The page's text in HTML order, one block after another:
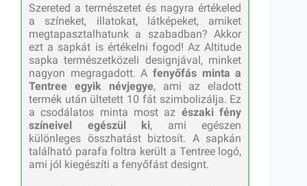
Szereted a természetet és nagyra értékeled
a színeket, illatokat, látképeket, amiket
megtapasztalhatunk a szabadban? Akkor
ezt a sapkát is értékelni fogod! Az Altitude
sapka természetközeli designjával, minket
nagyon megragadott. A fenyőfás minta a
Tentree egyik névjegye, ami az eladott
termék után ültetett 10 fát szimbolizálja. Ez
a csodálatos minta most az északi fény
színeivel egészül ki, ami egészen
különleges összhatást biztosít. A sapkán
található parafa foltra került a Tentree logó,
ami jól kiegészíti a fenyőfást designt.